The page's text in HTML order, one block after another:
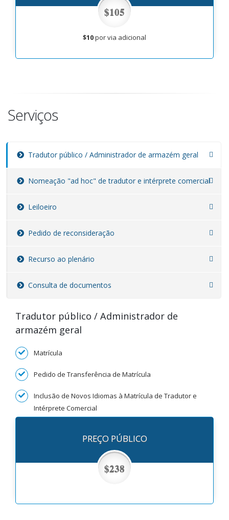
$105
$10por via adicional
Serviços
Tradutor público / Administrador de armazém geral
Nomeação "ad hoc" de tradutor e intérprete comercial
Leiloeiro
Pedido de reconsideração
Recurso ao plenário
Consulta de documentos
Tradutor público / Administrador de
armazém geral
Matrícula
Pedido de Transferência de Matrícula
Inclusão de Novos Idiomas à Matrícula de Tradutor e
Intérprete Comercial
PREÇO PÚBLICO
$238